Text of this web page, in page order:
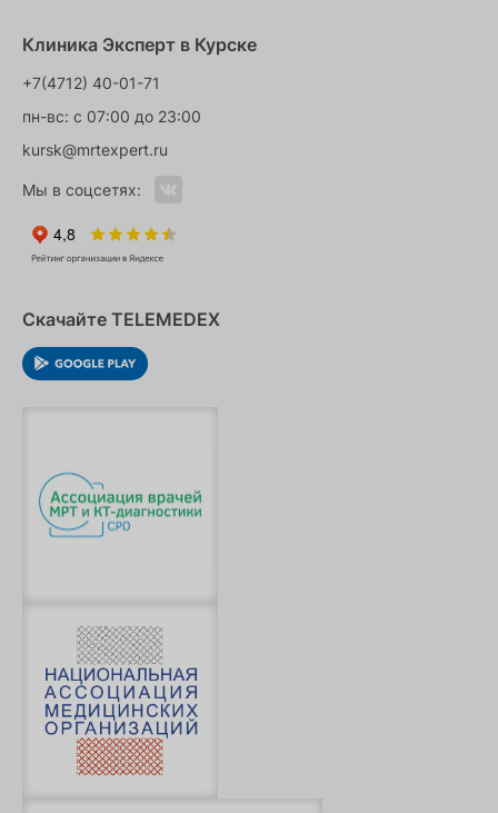
Клиника Эксперт в Курске
+7(4712) 40-01-71
пн-вс: с 07:00 до 23:00
kursk@mrtexpert.ru
Мы в соцсетях:
Скачайте TELEMEDEX